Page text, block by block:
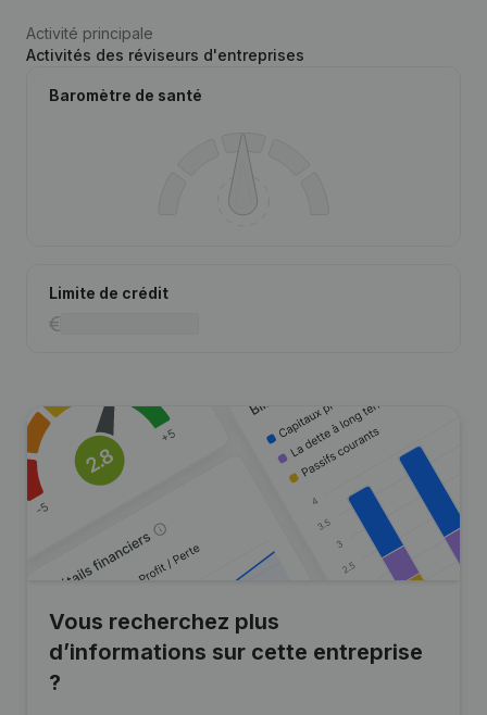
Activité principale
Activités des réviseurs d'entreprises
Baromètre de santé
Limite de crédit
Vous recherchez plus
d’informations sur cette entreprise
?